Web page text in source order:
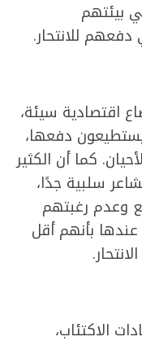
بيئتهم
للانتحار.
اقتصادية سيئة،
يستطيعون دفعها،
كما أن الكثير
سلبية جدًا،
وعدم رغبتهم
بأنهم أقل
الاكتئاب،